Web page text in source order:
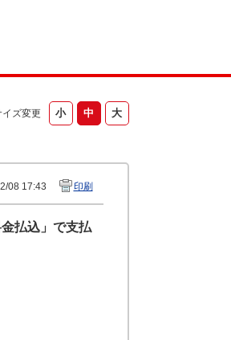
ズ変更
08 17:43 印刷
払込」で支払